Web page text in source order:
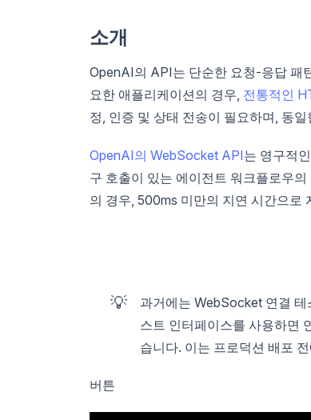
소개
OpenAI의 API는 단순한 요청-응답 패
요한 애플리케이션의 경우, 전통적인
정, 인증 및 상태 전송이 필요하며, 동
OpenAI의 WebSocket API는 영구적
구 호출이 있는 에이전트 워크플로우
의 경우, 500ms 미만의 지연 시간으로
💡
과거에는 WebSocket 연결
스트 인터페이스를 사용하면
습니다. 이는 프로덕션 배포
버튼